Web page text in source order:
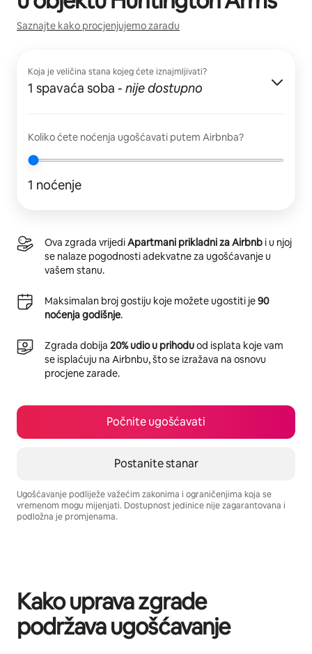
Saznajte kako procjenjujemo zaradu
Koja je veličina stana kojeg ćete iznajmljivati?
1 spavaća soba - nije dostupno
Koliko ćete noćenja ugošćavati putem Airbnba?
1 noćenje
Ova zgrada vrijediApartmani prikladni za Airbnb i u njoj
se nalaze pogodnosti adekvatne za ugošćavanje u
vašem stanu.
Maksimalan broj gostiju koje možete ugostiti je90
noćenja godišnje.
Zgrada dobija 20% udio u prihoduod isplata koje vam
se isplaćuju na Airbnbu, što se izražava na osnovu
procjene zarade.
Počnite ugošćavati
Postanite stanar
Ugošćavanje podliježe važećim zakonima i ograničenjima koja se
vremenom mogu mijenjati. Dostupnost jedinice nije zagarantovana i
podložna je promjenama.
Kako uprava zgrade
podržava ugošćavanje